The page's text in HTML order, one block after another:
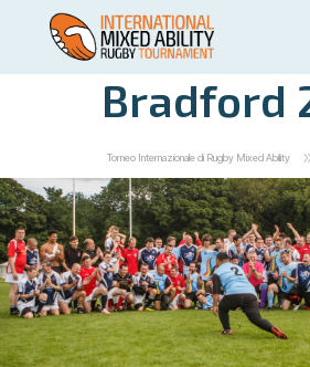
Bradford
Torneo Internazionale di Rugby Mixed Ability